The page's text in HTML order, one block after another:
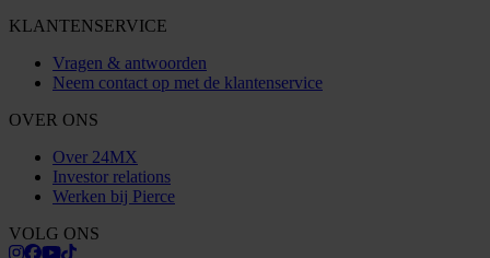
KLANTENSERVICE
Vragen & antwoorden
Neem contact op met de klantenservice
OVER ONS
Over 24MX
Investor relations
Werken bij Pierce
VOLG ONS